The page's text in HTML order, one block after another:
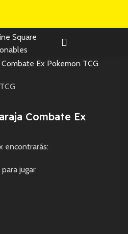
Combate Ex
encontrarás:
jugar